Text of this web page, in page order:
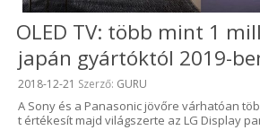
OLED TV: több mint 1
japán gyártóktól 2019-
Beküldve:
2018-12-21 Szerző: GURU
A Sony és a Panasonic jövőre várhatóan
t értékesít majd világszerte az LG Display